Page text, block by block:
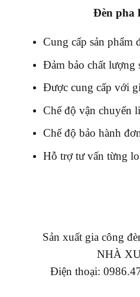
Đèn pha
Cung cấp sản phẩm
Đảm bảo chất lượng
Được cung cấp với
Chế độ vận chuyển
Chế độ bảo hành
Hỗ trợ tư vấn từng
Sản xuất gia công
NHÀ
Điện thoại: